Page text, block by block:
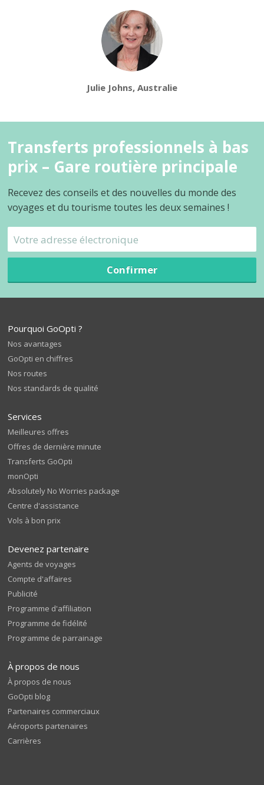
Julie Johns, Australie
Transferts professionnels à bas
prix – Gare routière principale
Recevez des conseils et des nouvelles du monde des
voyages et du tourisme toutes les deux semaines !
Confirmer
Pourquoi GoOpti ?
Nos avantages
GoOpti en chiffres
Nos routes
Nos standards de qualité
Services
Meilleures offres
Offres de dernière minute
Transferts GoOpti
monOpti
Absolutely No Worries package
Centre d'assistance
Vols à bon prix
Devenez partenaire
Agents de voyages
Compte d'affaires
Publicité
Programme d'affiliation
Programme de fidélité
Programme de parrainage
À propos de nous
À propos de nous
GoOpti blog
Partenaires commerciaux
Aéroports partenaires
Carrières